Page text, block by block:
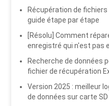
Récupération de fichiers
guide étape par étape
[Résolu] Comment
enregistré qui n'est pas
Recherche de données
fichier de récupération
Version 2025 : meilleur
de données sur carte SD